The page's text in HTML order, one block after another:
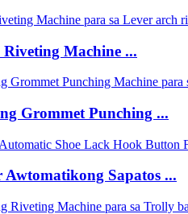
Machine ...
Grommet Punching ...
Awtomatikong Sapatos ...